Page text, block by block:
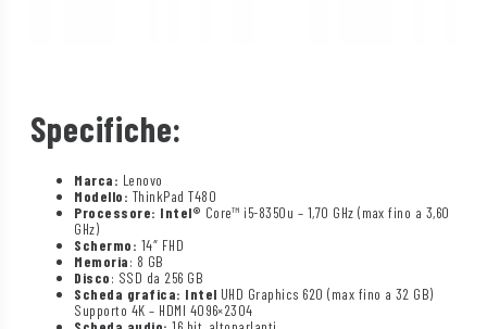
Specifiche:
Marca: Lenovo
Modello: ThinkPad T480
Processore: Intel® Core™ i5-8350u – 1,70 GHz (max fino a 3,60
GHz)
Schermo: 14″ FHD
Memoria: 8 GB
Disco: SSD da 256 GB
Scheda grafica: Intel UHD Graphics 620 (max fino a 32 GB)
Supporto 4K – HDMI 4096×2304